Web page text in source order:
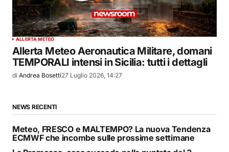
ALLERTA METEO
Allerta Meteo Aeronautica Militare, domani
TEMPORALI intensi in Sicilia: tutti i dettagli
di Andrea Bosetti27 Luglio 2026, 14:27
NEWS RECENTI
Meteo, FRESCO e MALTEMPO? La nuova Tendenza
ECMWF che incombe sulle prossime settimane